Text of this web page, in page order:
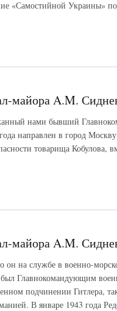
«Самостийной Украины»
майора A.M.
нами бывший
направлен в город
товарища Кобулова,
майора A.M.
на службе в военно-
Главнокомандующим
подчинении Гитлера,
В январе 1943 года